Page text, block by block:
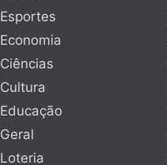
Esportes
Economia
Ciências
Cultura
Educação
Geral
Loteria